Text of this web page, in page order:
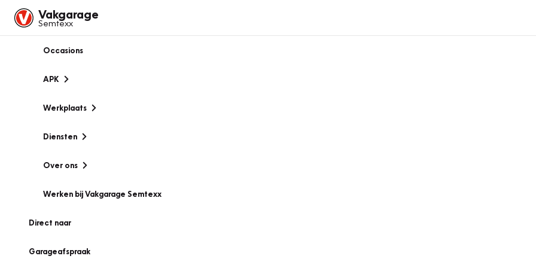
Vakgarage
Semtexx
Occasions
APK
Werkplaats
Diensten
Over ons
Werken bij Vakgarage Semtexx
Direct naar
Garageafspraak